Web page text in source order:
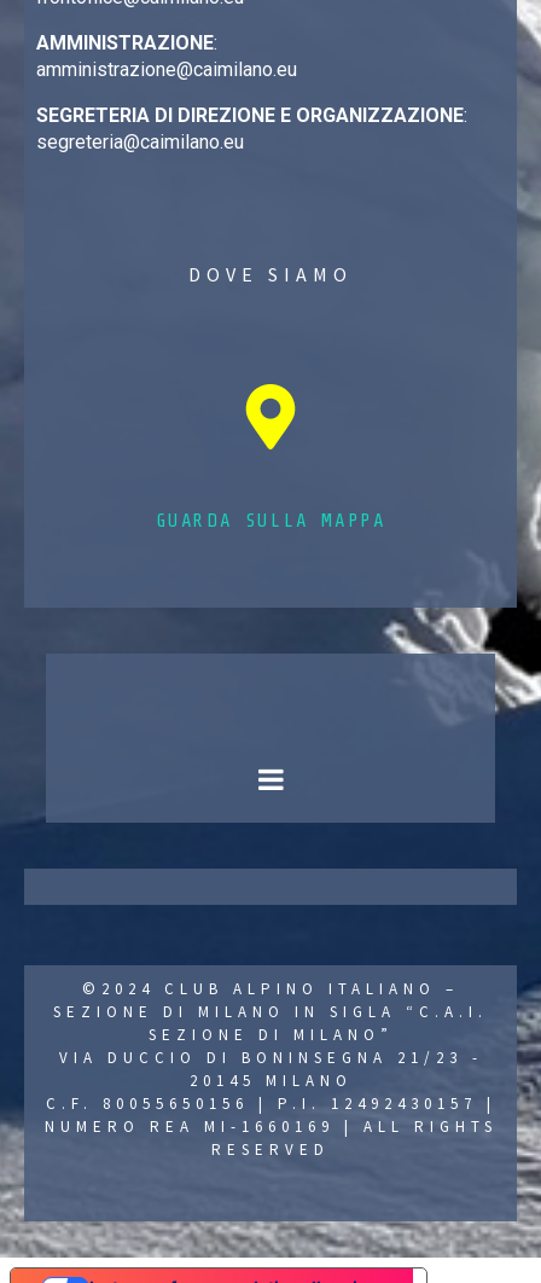
AMMINISTRAZIONE:
amministrazione@caimilano.eu
SEGRETERIA DI DIREZIONE E ORGANIZZAZIONE:
segreteria@caimilano.eu
DOVE SIAMO
GUARDA SULLA MAPPA
©2024 CLUB ALPINO ITALIANO –
SEZIONE DI MILANO IN SIGLA “C.A.I.
SEZIONE DI MILANO”
VIA DUCCIO DI BONINSEGNA 21/23 -
20145 MILANO
C.F. 80055650156 | P.I. 12492430157 |
NUMERO REA MI-1660169 | ALL RIGHTS
RESERVED